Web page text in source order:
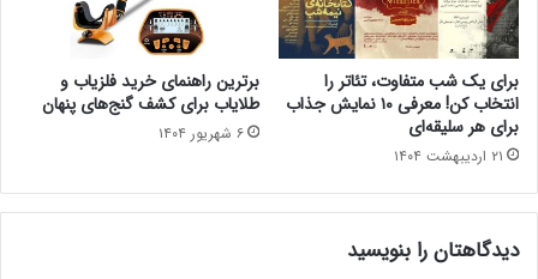
برای یک شب متفاوت، تئاتر را
انتخاب کن! معرفی ۱۰ نمایش جذاب
برای هر سلیقه‌ای
۲۱ اردیبهشت ۱۴۰۴
برترین راهنمای خرید فلزیاب و
طلایاب برای کشف گنج‌های پنهان
۶ شهریور ۱۴۰۴
دیدگاهتان را بنویسید